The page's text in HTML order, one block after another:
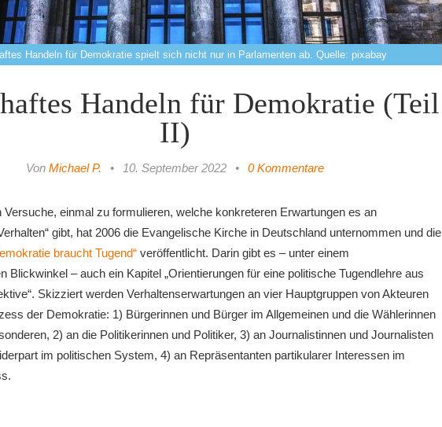
Handeln für Demokratie spielt sich nicht nur in Parlamenten ab. Quelle: pixabay
Handeln für Demokratie (Teil
II)
Von Michael P. • 10. September 2022 • 0 Kommentare
Versuche, einmal zu formulieren, welche konkreteren Erwartungen es an
gibt, hat 2006 die Evangelische Kirche in Deutschland unternommen und die
braucht Tugend“ veröffentlicht. Darin gibt es – unter einem
Blickwinkel – auch ein Kapitel „Orientierungen für eine politische Tugendlehre aus
Skizziert werden Verhaltenserwartungen an vier Hauptgruppen von Akteuren
der Demokratie: 1) Bürgerinnen und Bürger im Allgemeinen und die Wählerinnen
2) an die Politikerinnen und Politiker, 3) an Journalistinnen und Journalisten
im politischen System, 4) an Repräsentanten partikularer Interessen im